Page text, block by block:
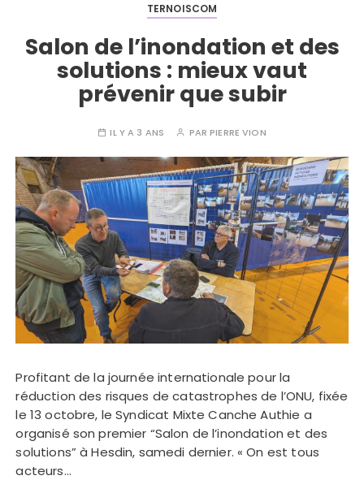
TERNOISCOM
Salon de l’inondation et des
solutions : mieux vaut
prévenir que subir
IL Y A 3 ANS PARPIERRE VION
Profitant de la journée internationale pour la
réduction des risques de catastrophes de l’ONU, fixée
le 13 octobre, le Syndicat Mixte Canche Authie a
organisé son premier “Salon de l’inondation et des
solutions” à Hesdin, samedi dernier. « On est tous
acteurs…